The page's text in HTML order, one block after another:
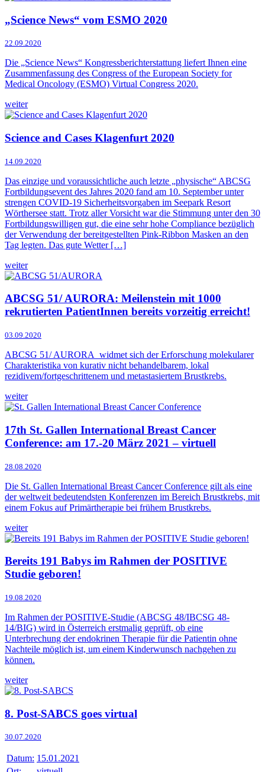
„Science News“ vom ESMO 2020
22.09.2020
Die „Science News“ Kongressberichterstattung liefert Ihnen eine
Zusammenfassung des Congress of the European Society for
Medical Oncology (ESMO) Virtual Congress 2020.
weiter
Science and Cases Klagenfurt 2020
14.09.2020
Das einzige und voraussichtliche auch letzte „physische“ ABCSG
Fortbildungsevent des Jahres 2020 fand am 10. September unter
strengen COVID-19 Sicherheitsvorgaben im Seepark Resort
Wörthersee statt. Trotz aller Vorsicht war die Stimmung unter den 30
Fortbildungswilligen gut, die eine sehr hohe Compliance bezüglich
der Verwendung der bereitgestellten Pink-Ribbon Masken an den
Tag legten. Das gute Wetter […]
weiter
ABCSG 51/ AURORA: Meilenstein mit 1000
rekrutierten PatientInnen bereits vorzeitig erreicht!
03.09.2020
ABCSG 51/ AURORA widmet sich der Erforschung molekularer
Charakteristika von kurativ nicht behandelbarem, lokal
rezidivem/fortgeschrittenem und metastasiertem Brustkrebs.
weiter
17th St. Gallen International Breast Cancer
Conference: am 17.-20 März 2021 – virtuell
28.08.2020
Die St. Gallen International Breast Cancer Conference gilt als eine
der weltweit bedeutendsten Konferenzen im Bereich Brustkrebs, mit
einem Fokus auf Primärtherapie bei frühem Brustkrebs.
weiter
Bereits 191 Babys im Rahmen der POSITIVE
Studie geboren!
19.08.2020
Im Rahmen der POSITIVE-Studie (ABCSG 48/IBCSG 48-
14/BIG) wird in Österreich erstmalig geprüft, ob eine
Unterbrechung der endokrinen Therapie für die Patientin ohne
Nachteile möglich ist, um einem Kinderwunsch nachgehen zu
können.
weiter
8. Post-SABCS goes virtual
30.07.2020
Datum: 15.01.2021